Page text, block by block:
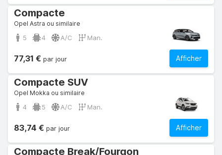
Compacte
Opel Astra ou similaire
5 4 A/C Man.
Afficher
77,31 € par jour
Compacte SUV
Opel Mokka ou similaire
4 5 A/C Man.
Afficher
83,74 € par jour
Compacte Break/Fourgon